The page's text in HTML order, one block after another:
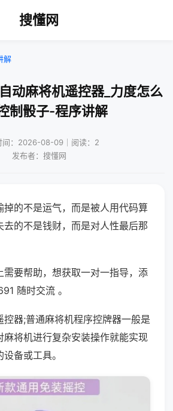
搜懂网
解
动麻将机遥控器_力度怎么
制骰子-程序讲解
间：2026-08-09｜阅读：2
发布者：搜懂网
掉的不是运气，而是被人用代码算
去的不是钱财，而是对人性最后那
需要帮助，想获取一对一指导，添
随时交流 。
控器;普通麻将机程序控牌器一般是
麻将机进行复杂安装操作就能实现
备或工具。